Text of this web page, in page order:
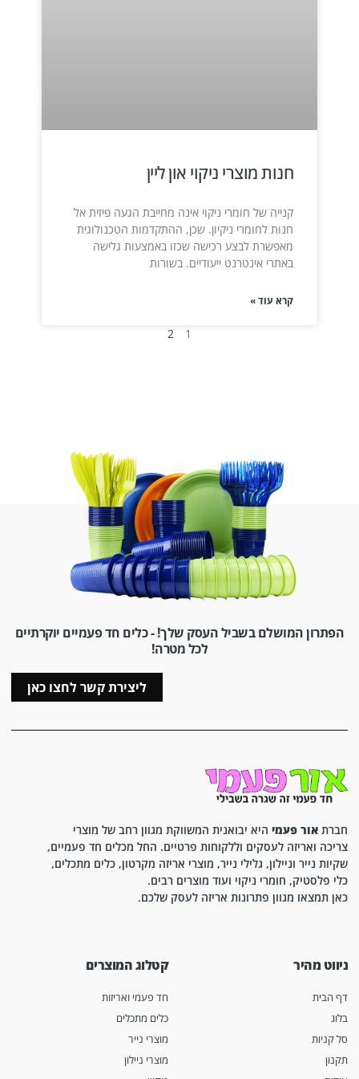
חנות מוצרי ניקוי און ליין
קנייה של חומרי ניקוי אינה מחייבת הגעה פיזית אל
חנות לחומרי ניקיון. שכן, ההתקדמות הטכנולוגית
מאפשרת לבצע רכישה שכזו באמצעות גלישה
באתרי אינטרנט ייעודיים. בשורות
קרא עוד »
1
2
הפתרון המושלם בשביל העסק שלך! - כלים חד פעמיים יוקרתיים
לכל מטרה!
ליצירת קשר לחצו כאן
חברת אור פעמי היא יבואנית המשווקת מגוון רחב של מוצרי
צריכה ואריזה לעסקים וללקוחות פרטיים. החל מכלים חד פעמיים,
שקיות נייר וניילון, גלילי נייר, מוצרי אריזה מקרטון, כלים מתכלים,
כלי פלסטיק, חומרי ניקוי ועוד מוצרים רבים.
כאן תמצאו מגוון פתרונות אריזה לעסק שלכם.
ניווט מהיר
דף הבית
בלוג
סל קניות
תקנון
קטלוג המוצרים
חד פעמי ואריזות
כלים מתכלים
מוצרי נייר
מוצרי ניילון